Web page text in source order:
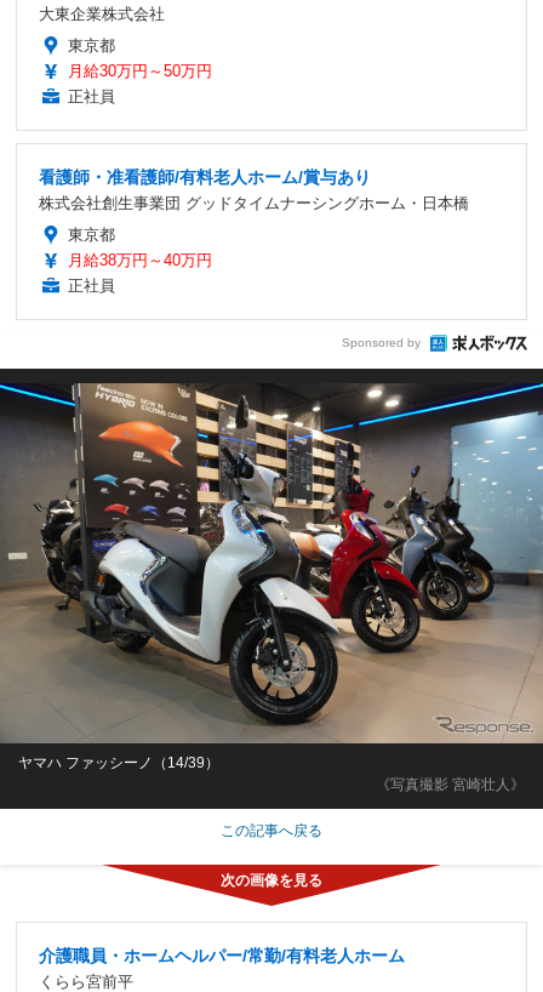
大東企業株式会社
東京都
月給30万円～50万円
正社員
看護師・准看護師/有料老人ホーム/賞与あり
株式会社創生事業団 グッドタイムナーシングホーム・日本橋
東京都
月給38万円～40万円
正社員
Sponsored by
《写真撮影 宮崎壮人》
ヤマハ ファッシーノ（14/39）
この記事へ戻る
介護職員・ホームヘルパー/常勤/有料老人ホーム
くらら宮前平